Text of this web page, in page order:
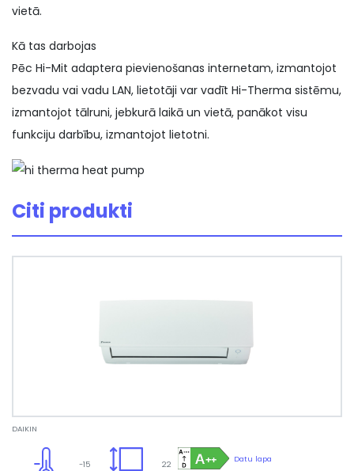
vietā.
Kā tas darbojas
Pēc Hi-Mit adaptera pievienošanas internetam, izmantojot
bezvadu vai vadu LAN, lietotāji var vadīt Hi-Therma sistēmu,
izmantojot tālruni, jebkurā laikā un vietā, panākot visu
funkciju darbību, izmantojot lietotni.
Citi produkti
DAIKIN
Datu lapa
22
-15